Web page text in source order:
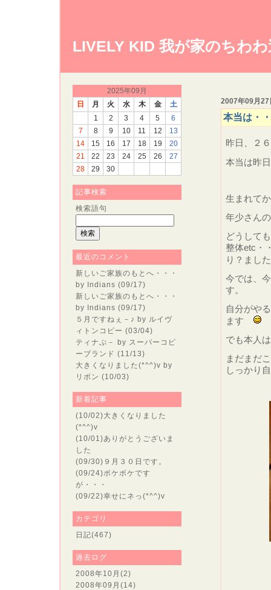
LIVELY KID 我が家のちわわ
2025年09月
日
月 火 水 木 金
土
1
2 3 4 5
6
7
8 9 10 11 12
13
14
15 16 17 18 19
20
21
22 23 24 25 26
27
28
29 30
記事検索
検索語句
最近のコメント
新しいご家族のもとへ・・・
by Indians (09/17)
新しいご家族のもとへ・・・
by Indians (09/17)
５月ですねぇ－♪ by ルイヴ
ィトンコピー (03/04)
ティナぷ－
by スーパーコピ
ーブランド (11/13)
大きくなりました(*^^)v by
リボン (10/03)
新着記事
(10/02)大きくなりました
(*^^)v
(10/01)ありがとうございま
した
(09/30) ９月３０日です。
(09/24)ボケボケです
が・・・
(09/22)幸せにネっ(*^^)v
カテゴリ
日記(467)
過去ログ
2008年10月 (2)
2008年09月 (14)
2007年09月27
本当は・
昨日、２
本当は昨
生まれて
年少さん
どうして
整体etc・
り？ま
今では、
す。
自分がや
ます
でも本人
まだまだ
しっかり